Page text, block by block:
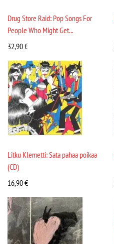
Drug Store Raid: Pop Songs For
People Who Might Get...
32,90€
Litku Klemetti: Sata pahaa poikaa
(CD)
16,90€